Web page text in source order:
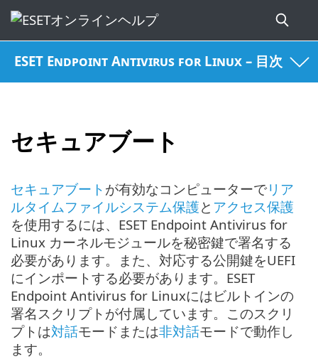
ESET Endpoint Antivirus for Linux – 目次
セキュアブート
セキュアブート が有効なコンピューターでリア
ルタイムファイルシステム保護と アクセス保護
を使用するには、ESET Endpoint Antivirus for
Linux カーネルモジュールを秘密鍵で署名する
必要があります。また、対応する公開鍵をUEFI
にインポートする必要があります。ESET
Endpoint Antivirus for Linuxにはビルトインの
署名スクリプトが付属しています。このスクリ
プトは対話モードまたは非対話モードで動作し
ます。